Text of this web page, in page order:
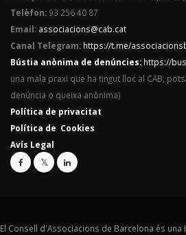
Telèfon: 93 256 40 87
Email: associacions@cab.cat
Canal Telegram: https://t.me/
Bústia anònima de denúncies: https://
una mala praxi que ha tingut lloc al CAB,
denúncia o queixa anònima)
Política de privacitat
Política de Cookies
Avís Legal
El Consell d'Associacions de Barcelona és una